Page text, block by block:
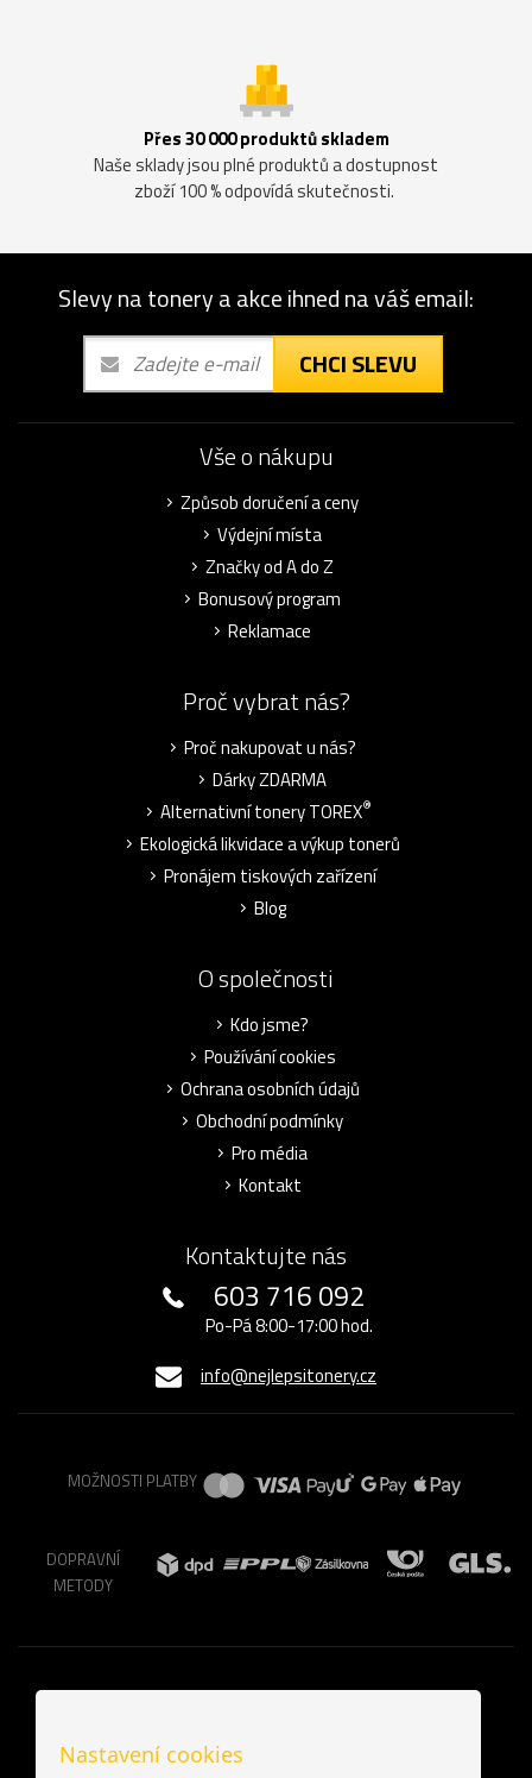
Přes 30 000 produktů skladem
Naše sklady jsou plné produktů a dostupnost
zboží 100 % odpovídá skutečnosti.
Slevy na tonery a akce ihned na váš email:
CHCI SLEVU
Vše o nákupu
Způsob doručení a ceny
Výdejní místa
Značky od A do Z
Bonusový program
Reklamace
Proč vybrat nás?
Proč nakupovat u nás?
Dárky ZDARMA
Alternativní tonery TOREX®
Ekologická likvidace a výkup tonerů
Pronájem tiskových zařízení
Blog
O společnosti
Kdo jsme?
Používání cookies
Ochrana osobních údajů
Obchodní podmínky
Pro média
Kontakt
Kontaktujte nás
603 716 092
Po-Pá 8:00-17:00 hod.
info@nejlepsitonery.cz
MOŽNOSTI PLATBY
DOPRAVNÍ
METODY
Nastavení cookies